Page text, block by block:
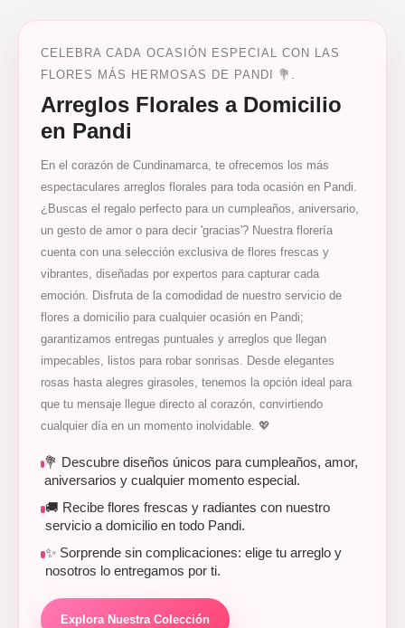
CELEBRA CADA OCASIÓN ESPECIAL CON LAS
FLORES MÁS HERMOSAS DE PANDI 💐.
Arreglos Florales a Domicilio
en Pandi
En el corazón de Cundinamarca, te ofrecemos los más
espectaculares arreglos florales para toda ocasión en Pandi.
¿Buscas el regalo perfecto para un cumpleaños, aniversario,
un gesto de amor o para decir 'gracias'? Nuestra florería
cuenta con una selección exclusiva de flores frescas y
vibrantes, diseñadas por expertos para capturar cada
emoción. Disfruta de la comodidad de nuestro servicio de
flores a domicilio para cualquier ocasión en Pandi;
garantizamos entregas puntuales y arreglos que llegan
impecables, listos para robar sonrisas. Desde elegantes
rosas hasta alegres girasoles, tenemos la opción ideal para
que tu mensaje llegue directo al corazón, convirtiendo
cualquier día en un momento inolvidable. 💖
💐 Descubre diseños únicos para cumpleaños, amor,
aniversarios y cualquier momento especial.
🚚 Recibe flores frescas y radiantes con nuestro
servicio a domicilio en todo Pandi.
✨ Sorprende sin complicaciones: elige tu arreglo y
nosotros lo entregamos por ti.
Explora Nuestra Colección